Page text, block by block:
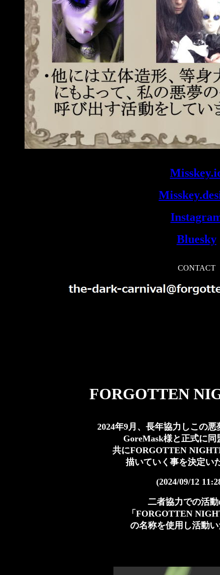
Bluesky
CONTACT
FORGOTTEN
2024年9月、長年協力しこの
GoreMask様と正式に同
共にFORGOTTEN
描いていく事を決定い
(2024/09/12
二者協力での活
「FORGOTTEN
の名称を使用し活動